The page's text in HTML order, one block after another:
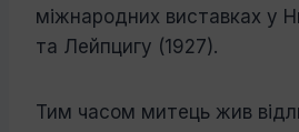
міжнародних виставках у
та Лейпцигу (1927).
Тим часом митець жив